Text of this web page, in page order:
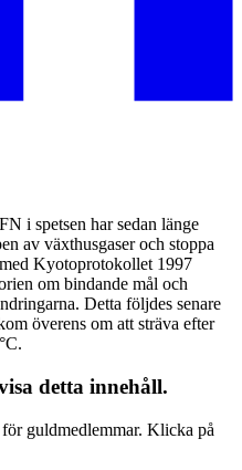
i spetsen har sedan länge
av växthusgaser och stoppa
Kyotoprotokollet 1997
om bindande mål och
Detta följdes senare
överens om att sträva efter
detta innehåll.
guldmedlemmar. Klicka på